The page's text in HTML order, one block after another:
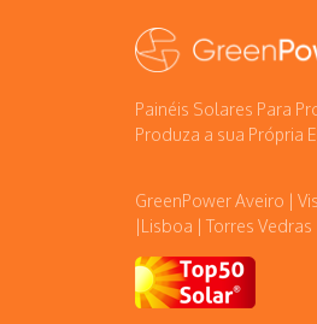
Painéis Solares Para
Produza a sua Própria
GreenPower Aveiro |
|Lisboa | Torres Vedras